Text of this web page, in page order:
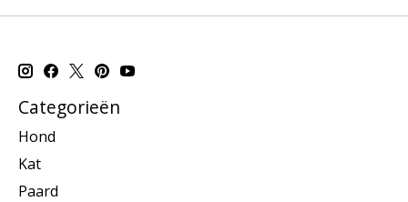
Categorieën
Hond
Kat
Paard